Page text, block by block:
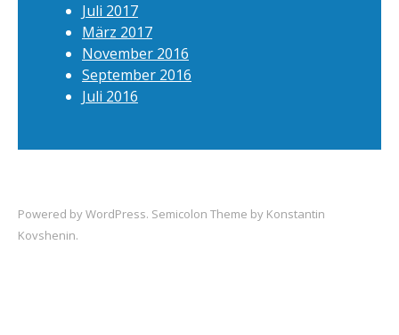
Juli 2017
März 2017
November 2016
September 2016
Juli 2016
Powered byWordPress. Semicolon Theme by Konstantin
Kovshenin.